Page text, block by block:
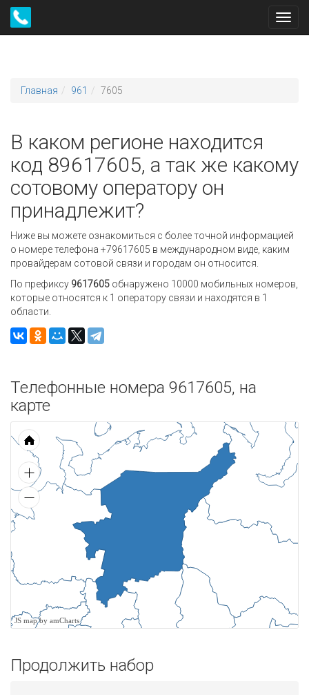
Главная 961 7605
В каком регионе находится
код 89617605, а так же какому
сотовому оператору он
принадлежит?
Ниже вы можете ознакомиться с более точной информацией
о номере телефона +79617605 в международном виде, каким
провайдерам сотовой связи и городам он относится.
По префиксу 9617605 обнаружено 10000 мобильных номеров,
которые относятся к 1 оператору связи и находятся в 1
области.
Телефонные номера 9617605, на
карте
JS map by amCharts
Продолжить набор